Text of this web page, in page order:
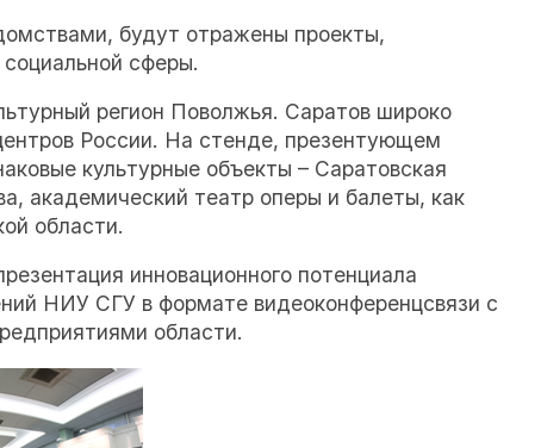
будут отражены проекты,
сферы.
регион Поволжья. Саратов широко
России. На стенде, презентующем
культурные объекты – Саратовская
академический театр оперы и балеты, как
области.
инновационного потенциала
НИУ СГУ в формате видеоконференцсвязи с
области.